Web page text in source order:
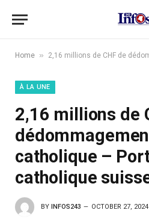
Home » 2,16 millions de CHF de dédommagement
À LA UNE
2,16 millions de
catholique –
catholique
BY INFOS243 OCTOBER 27, 2024